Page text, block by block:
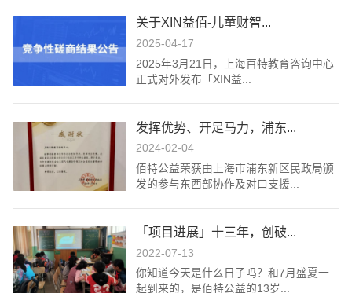
关于XIN益佰-儿童财智...
2025-04-17
2025年3月21日，上海百特教育咨询中心
正式对外发布「XIN益...
发挥优势、开足马力，浦东...
2024-02-04
佰特公益荣获由上海市浦东新区民政局颁
发的参与东西部协作及对口支援...
「项目进展」十三年，创破...
2022-07-13
你知道今天是什么日子吗？和7月盛夏一
起到来的，是佰特公益的13岁...